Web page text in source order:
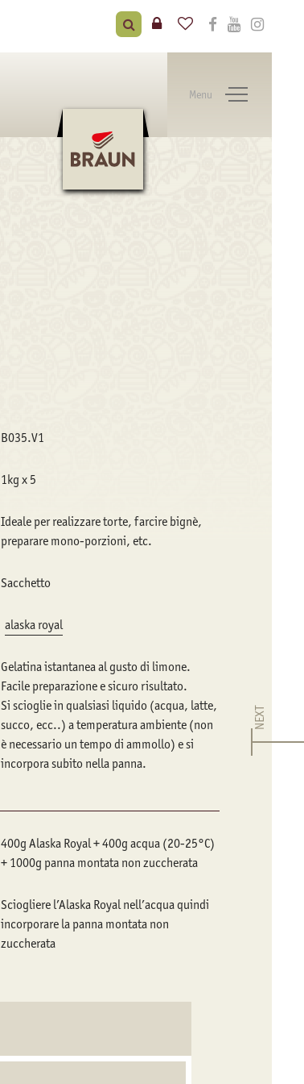
Menu
B035.V1
1kg x 5
Ideale per realizzare torte, farcire bignè,
preparare mono-porzioni, etc.
Sacchetto
alaska royal
Gelatina istantanea al gusto di limone.
Facile preparazione e sicuro risultato.
Si scioglie in qualsiasi liquido (acqua, latte,
succo, ecc..) a temperatura ambiente (non
è necessario un tempo di ammollo) e si
incorpora subito nella panna.
400g Alaska Royal + 400g acqua (20-25°C)
+ 1000g panna montata non zuccherata
Sciogliere l’Alaska Royal nell’acqua quindi
incorporare la panna montata non
zuccherata
NEXT